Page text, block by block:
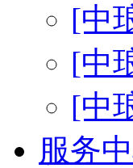
[中
[中
[中
服务